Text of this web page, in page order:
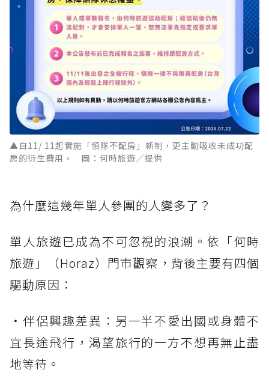
▲自11/ 11起實施「領隊不配房」新制，更主動吸收未成功配
房的衍生費用。 圖：何時旅遊／提供
為什麼這幾年單人參團的人變多了？
單人旅遊已成為不可忽視的浪潮。依「何時
旅遊」（Horaz）門市觀察，背後主要有四個
驅動原因：
・伴侶興趣差異：另一半不愛出國或身體不
宜長途飛行，渴望旅行的一方不想再無止盡
地等待。